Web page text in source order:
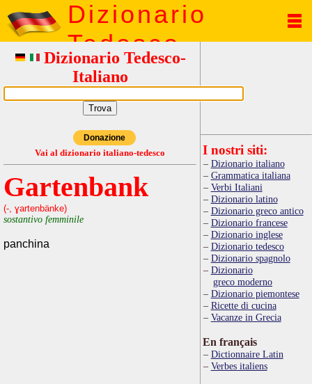
Dizionario
Tedesco
Dizionario Tedesco-
Italiano
Donazione
Vai al dizionario italiano-tedesco
Gartenbank
(-, ɣartenbänke)
sostantivo femminile
panchina
I nostri siti:
Dizionario italiano
Grammatica italiana
Verbi Italiani
Dizionario latino
Dizionario greco antico
Dizionario francese
Dizionario inglese
Dizionario tedesco
Dizionario spagnolo
Dizionario
greco moderno
Dizionario piemontese
Ricette di cucina
Vacanze in Grecia
En français
Dictionnaire Latin
Verbes italiens